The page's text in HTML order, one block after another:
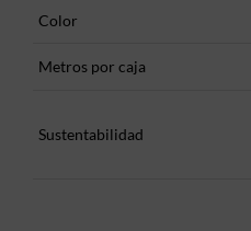
Color
Metros por caja
Sustentabilidad